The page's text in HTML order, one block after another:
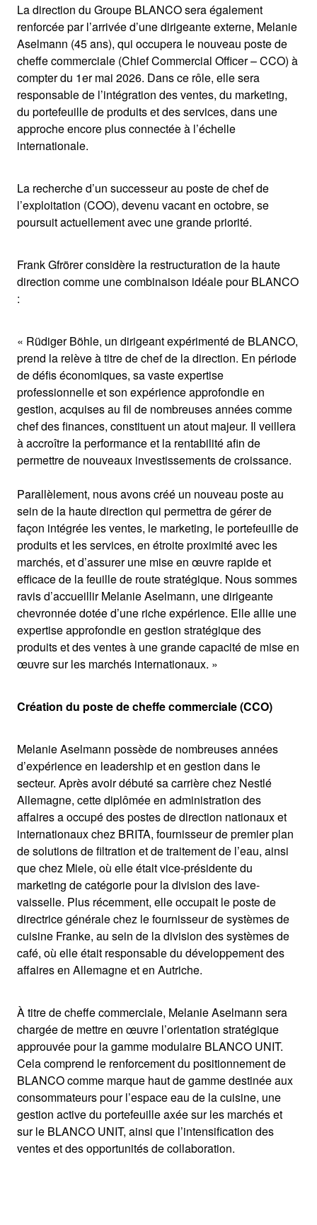
La direction du Groupe BLANCO sera également
renforcée par l’arrivée d’une dirigeante externe, Melanie
Aselmann (45 ans), qui occupera le nouveau poste de
cheffe commerciale (Chief Commercial Officer – CCO) à
compter du 1er mai 2026. Dans ce rôle, elle sera
responsable de l’intégration des ventes, du marketing,
du portefeuille de produits et des services, dans une
approche encore plus connectée à l’échelle
internationale.
La recherche d’un successeur au poste de chef de
l’exploitation (COO), devenu vacant en octobre, se
poursuit actuellement avec une grande priorité.
Frank Gfrörer considère la restructuration de la haute
direction comme une combinaison idéale pour BLANCO
:
« Rüdiger Böhle, un dirigeant expérimenté de BLANCO,
prend la relève à titre de chef de la direction. En période
de défis économiques, sa vaste expertise
professionnelle et son expérience approfondie en
gestion, acquises au fil de nombreuses années comme
chef des finances, constituent un atout majeur. Il veillera
à accroître la performance et la rentabilité afin de
permettre de nouveaux investissements de croissance.
Parallèlement, nous avons créé un nouveau poste au
sein de la haute direction qui permettra de gérer de
façon intégrée les ventes, le marketing, le portefeuille de
produits et les services, en étroite proximité avec les
marchés, et d’assurer une mise en œuvre rapide et
efficace de la feuille de route stratégique. Nous sommes
ravis d’accueillir Melanie Aselmann, une dirigeante
chevronnée dotée d’une riche expérience. Elle allie une
expertise approfondie en gestion stratégique des
produits et des ventes à une grande capacité de mise en
œuvre sur les marchés internationaux. »
Création du poste de cheffe commerciale (CCO)
Melanie Aselmann possède de nombreuses années
d’expérience en leadership et en gestion dans le
secteur. Après avoir débuté sa carrière chez Nestlé
Allemagne, cette diplômée en administration des
affaires a occupé des postes de direction nationaux et
internationaux chez BRITA, fournisseur de premier plan
de solutions de filtration et de traitement de l’eau, ainsi
que chez Miele, où elle était vice-présidente du
marketing de catégorie pour la division des lave-
vaisselle. Plus récemment, elle occupait le poste de
directrice générale chez le fournisseur de systèmes de
cuisine Franke, au sein de la division des systèmes de
café, où elle était responsable du développement des
affaires en Allemagne et en Autriche.
À titre de cheffe commerciale, Melanie Aselmann sera
chargée de mettre en œuvre l’orientation stratégique
approuvée pour la gamme modulaire BLANCO UNIT.
Cela comprend le renforcement du positionnement de
BLANCO comme marque haut de gamme destinée aux
consommateurs pour l’espace eau de la cuisine, une
gestion active du portefeuille axée sur les marchés et
sur le BLANCO UNIT, ainsi que l’intensification des
ventes et des opportunités de collaboration.